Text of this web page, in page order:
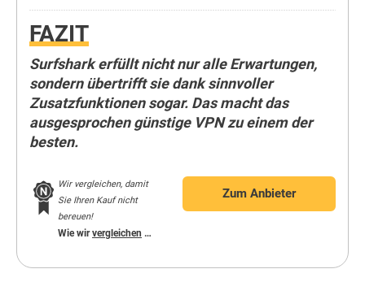
FAZIT
Surfshark erfüllt nicht nur alle Erwartungen,
sondern übertrifft sie dank sinnvoller
Zusatzfunktionen sogar. Das macht das
ausgesprochen günstige VPN zu einem der
besten.
Wir vergleichen, damit
Sie Ihren Kauf nicht
bereuen!
Wie wirvergleichen …
Zum Anbieter